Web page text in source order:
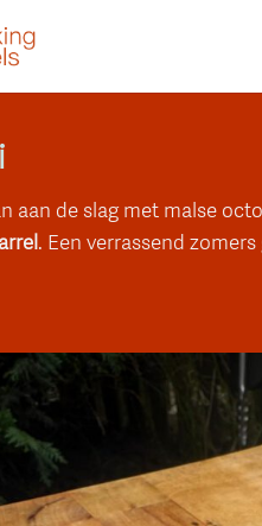
aan de slag met malse
. Een verrassend